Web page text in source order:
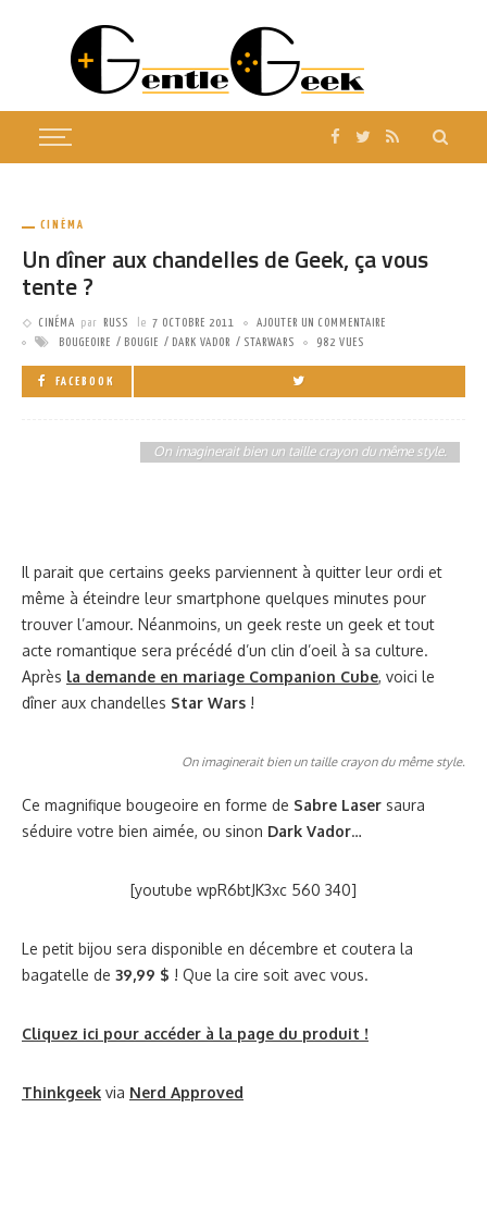
CINÉMA
Un dîner aux chandelles de Geek, ça vous
tente ?
CINÉMA par RUSS le 7 OCTOBRE 2011
AJOUTER UN COMMENTAIRE
BOUGEOIRE
BOUGIE DARK VADOR STARWARS 982 VUES
FACEBOOK
On imaginerait bien un taille crayon du même style.
Il parait que certains geeks parviennent à quitter leur ordi et
même à éteindre leur smartphone quelques minutes pour
trouver l’amour. Néanmoins, un geek reste un geek et tout
acte romantique sera précédé d’un clin d’oeil à sa culture.
Après la demande en mariage Companion Cube, voici le
dîner aux chandelles Star Wars !
On imaginerait bien un taille crayon du même style.
Ce magnifique bougeoire en forme de Sabre Laser saura
séduire votre bien aimée, ou sinon Dark Vador…
[youtube wpR6btJK3xc 560 340]
Le petit bijou sera disponible en décembre et coutera la
bagatelle de 39,99 $ ! Que la cire soit avec vous.
Cliquez ici pour accéder à la page du produit !
Thinkgeek via Nerd Approved